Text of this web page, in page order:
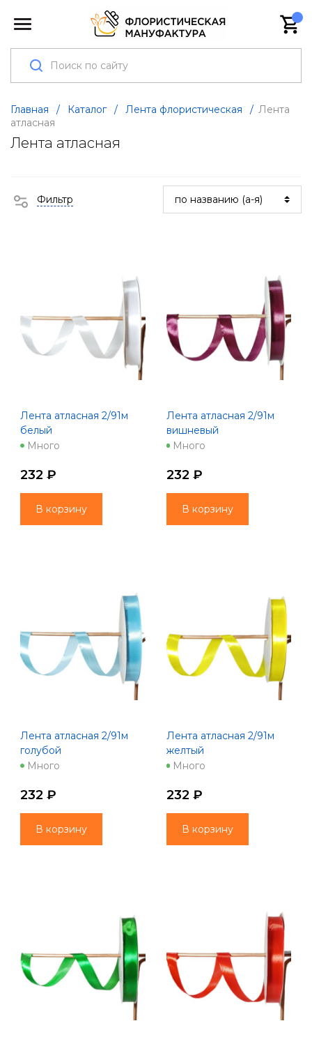
Главная / Каталог / Лента флористическая / Лента
атласная
Лента атласная
Фильтр
Лента атласная 2/91м
белый
Много
232 ₽
В корзину
Лента атласная 2/91м
вишневый
Много
232 ₽
В корзину
Лента атласная 2/91м
голубой
Много
232 ₽
В корзину
Лента атласная 2/91м
желтый
Много
232 ₽
В корзину